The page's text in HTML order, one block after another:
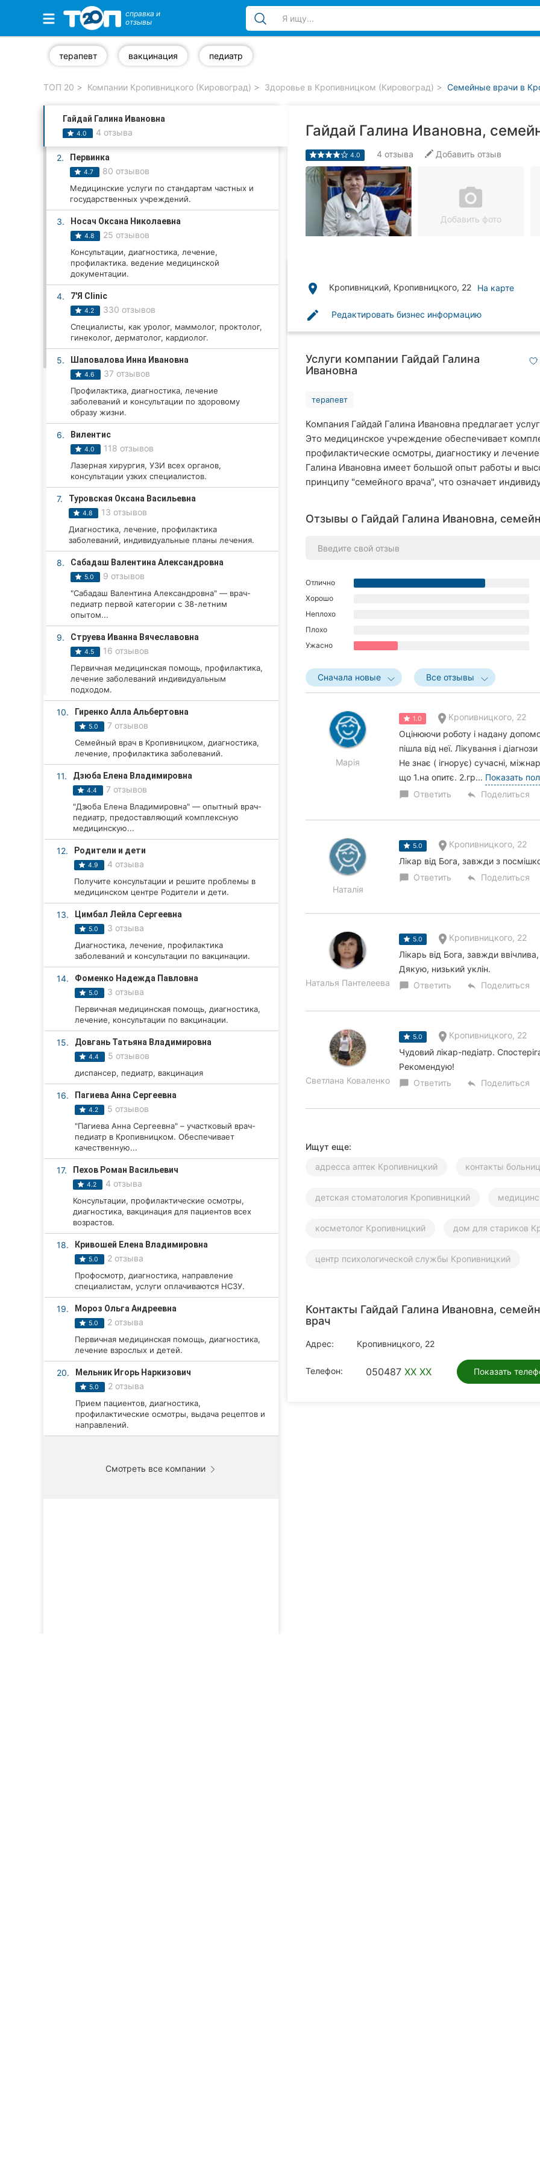
Избранные компании
Стоматологии
Частные клиники
Ветеринарные клиники
Автошколы
Рестораны
Все рубрики
Все города:
Кропивницкий
Винница
Хмельницкий
Одесса
Запорожье
Черкассы
Ивано-Франковск
Ужгород
справка и
отзывы
терапевт вакцинация педиатр
ТОП 20 Компании Кропивницкого (Кировоград) Здоровье в Кропивницком (Кировоград) Семейные врачи в
Гайдай Галина Ивановна
4.0 4 отзыва
2. Первинка
4.7 80 отзывов
Медицинские услуги по стандартам частных и
государственных учреждений.
3. Носач Оксана Николаевна
4.8 25 отзывов
Консультации, диагностика, лечение,
профилактика. ведение медицинской
документации.
4. 7'Я Clinic
4.2 330 отзывов
Специалисты, как уролог, маммолог, проктолог,
гинеколог, дерматолог, кардиолог.
5. Шаповалова Инна Ивановна
4.6 37 отзывов
Профилактика, диагностика, лечение
заболеваний и консультации по здоровому
образу жизни.
6. Вилентис
4.0 118 отзывов
Лазерная хирургия, УЗИ всех органов,
консультации узких специалистов.
7. Туровская Оксана Васильевна
4.8 13 отзывов
Диагностика, лечение, профилактика
заболеваний, индивидуальные планы лечения.
8. Сабадаш Валентина Александровна
5.0 9 отзывов
"Сабадаш Валентина Александровна" — врач-
педиатр первой категории с 38-летним
опытом...
9. Струева Иванна Вячеславовна
4.5 16 отзывов
Первичная медицинская помощь, профилактика,
лечение заболеваний индивидуальным
подходом.
10. Гиренко Алла Альбертовна
5.0 7 отзывов
Семейный врач в Кропивницком, диагностика,
лечение, профилактика заболеваний.
11. Дзюба Елена Владимировна
4.4 7 отзывов
"Дзюба Елена Владимировна" — опытный врач-
педиатр, предоставляющий комплексную
медицинскую...
12. Родители и дети
4.9 4 отзыва
Получите консультации и решите проблемы в
медицинском центре Родители и дети.
13. Цимбал Лейла Сергеевна
5.0 3 отзыва
Диагностика, лечение, профилактика
заболеваний и консультации по вакцинации.
14. Фоменко Надежда Павловна
5.0 3 отзыва
Первичная медицинская помощь, диагностика,
лечение, консультации по вакцинации.
15. Довгань Татьяна Владимировна
4.4 5 отзывов
диспансер, педиатр, вакцинация
16. Пагиева Анна Сергеевна
4.2 5 отзывов
"Пагиева Анна Сергеевна" – участковый врач-
педиатр в Кропивницком. Обеспечивает
качественную...
17. Пехов Роман Васильевич
4.2 4 отзыва
Консультации, профилактические осмотры,
диагностика, вакцинация для пациентов всех
возрастов.
18. Кривошей Елена Владимировна
5.0 2 отзыва
Профосмотр, диагностика, направление
специалистам, услуги оплачиваются НСЗУ.
19. Мороз Ольга Андреевна
5.0 2 отзыва
Первичная медицинская помощь, диагностика,
лечение взрослых и детей.
20. Мельник Игорь Наркизович
5.0 2 отзыва
Прием пациентов, диагностика,
профилактические осмотры, выдача рецептов и
направлений.
Смотреть все компании
Гайдай Галина Ивановна,
4.0 4 отзыва Добавить отзыв
camera_alt
Добавить фото
place Кропивницкий, Кропивницкого, 22 На карте
edit Редактировать бизнес информацию
Услуги компании Гайдай Галина
Ивановна
терапевт
Компания Гайдай Галина Ивановна предлагает
Это медицинское учреждение обеспечивает
профилактические осмотры, диагностику и
Галина Ивановна имеет большой опыт работы и
принципу "семейного врача", что означает
Отзывы о Гайдай Галина Ивановна,
Отлично
Хорошо
Неплохо
Плохо
Ужасно
Сначала новые Все отзывы
Марія
1.0
Кропивницкого, 22
Оцінюючи роботу і надану
пішла від неї. Лікування і
Не знає ( ігнорує) сучасні,
що 1.на опитє. 2.гр... Показать
chat_bubble Ответить reply Поделиться
Наталія
5.0
Кропивницкого, 22
Лікар від Бога, завжди з
chat_bubble Ответить reply Поделиться
Наталья Пантелеева
5.0
Кропивницкого, 22
Лікарь від Бога, завжди
Дякую, низький уклін.
chat_bubble Ответить reply Поделиться
Светлана Коваленко
5.0
Кропивницкого, 22
Чудовий лікар-педіатр.
Рекомендую!
chat_bubble Ответить reply Поделиться
Ищут еще:
адресса аптек Кропивницкий
контакты
детская стоматология Кропивницкий
косметолог Кропивницкий дом для стариков
центр психологической службы Кропивницкий
Контакты Гайдай Галина Ивановна,
врач
Адрес: Кропивницкого, 22
Телефон: 050487 XX XX Показать